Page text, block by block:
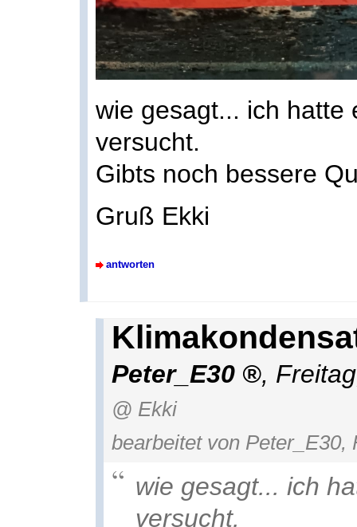
wie gesagt... ich hatte
versucht.
Gibts noch bessere
Gruß Ekki
antworten
Peter_E30 ,
@ Ekki
bearbeitet von Peter_E30,
wie gesagt... ich
versucht.